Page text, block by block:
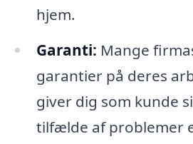
hjem.
Garanti: Mange
garantier på deres
giver dig som kunde
tilfælde af problemer